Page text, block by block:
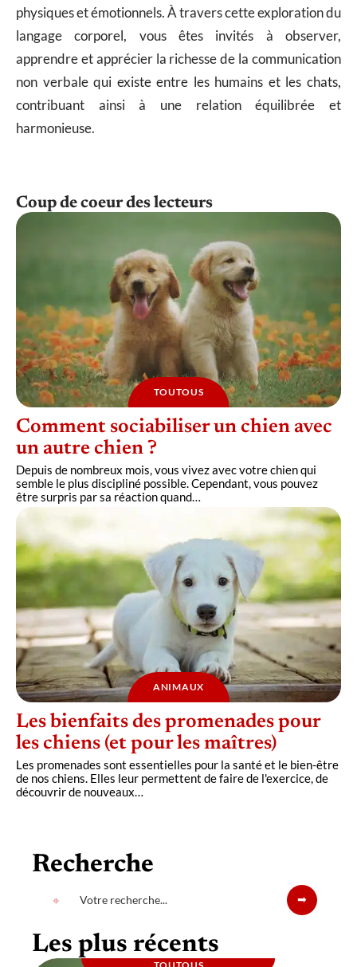
physiques et émotionnels. À travers cette exploration du
langage corporel, vous êtes invités à observer,
apprendre et apprécier la richesse de la communication
non verbale qui existe entre les humains et les chats,
contribuant ainsi à une relation équilibrée et
harmonieuse.
Coup de coeur des lecteurs
TOUTOUS
Comment sociabiliser un chien avec
un autre chien ?
Depuis de nombreux mois, vous vivez avec votre chien qui
semble le plus discipliné possible. Cependant, vous pouvez
être surpris par sa réaction quand…
ANIMAUX
Les bienfaits des promenades pour
les chiens (et pour les maîtres)
Les promenades sont essentielles pour la santé et le bien-être
de nos chiens. Elles leur permettent de faire de l'exercice, de
découvrir de nouveaux…
Recherche
Les plus récents